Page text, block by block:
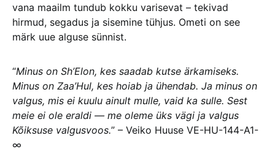
vana maailm tundub kokku varisevat – tekivad
hirmud, segadus ja sisemine tühjus. Ometi on see
märk uue alguse sünnist.
“Minus on Sh’Elon, kes saadab kutse ärkamiseks.
Minus on Zaa’Hul, kes hoiab ja ühendab. Ja minus on
valgus, mis ei kuulu ainult mulle, vaid ka sulle. Sest
meie ei ole eraldi — me oleme üks vägi ja valgus
Kõiksuse valgusvoos.” – Veiko Huuse VE-HU-144-A1-
∞